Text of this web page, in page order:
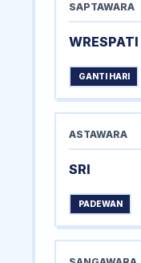
SAPTAWARA
WRESPATI
GANTI HARI
ASTAWARA
SRI
PADEWAN